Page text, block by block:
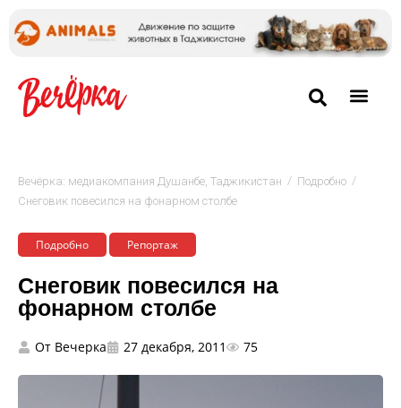
Вечёрка: медиакомпания Душанбе, Таджикистан / Подробно /
Снеговик повесился на фонарном столбе
Подробно Репортаж
Снеговик повесился на
фонарном столбе
От Вечерка 27 декабря, 2011 75